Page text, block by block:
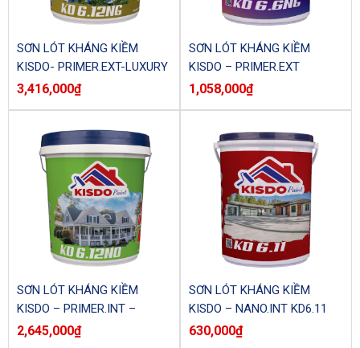
SƠN LÓT KHÁNG KIỀM
KISDO- PRIMER.EXT-LUXURY
KD6.12NG (Thùng)
3,416,000₫
SƠN LÓT KHÁNG KIỀM
KISDO – PRIMER.EXT
KD6.6NG (Lon)
1,058,000₫
SƠN LÓT KHÁNG KIỀM
KISDO – PRIMER.INT –
LUXURY KD6.12NO (Thùng)
2,645,000₫
SƠN LÓT KHÁNG KIỀM
KISDO – NANO.INT KD6.11
(Lon)
630,000₫